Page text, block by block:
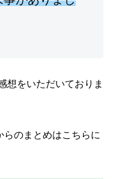
想をいただいておりま
のまとめはこちらに